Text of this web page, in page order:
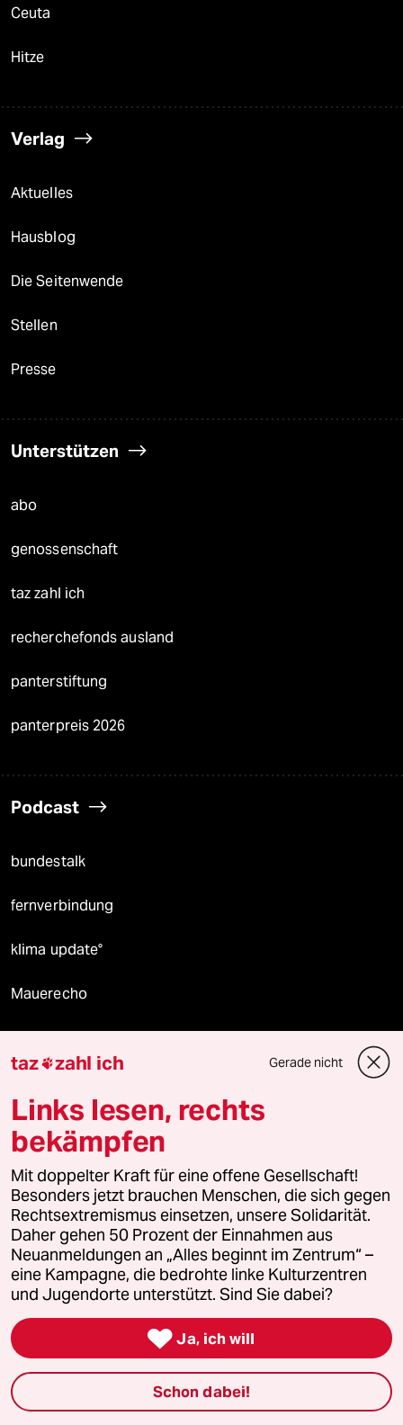
Ceuta
Hitze
Verlag
Aktuelles
Hausblog
Die Seitenwende
Stellen
Presse
Unterstützen
abo
genossenschaft
taz zahl ich
recherchefonds ausland
panterstiftung
panterpreis 2026
Podcast
bundestalk
fernverbindung
klima update°
Mauerecho
Newsletter
team zukunft
taz frisch
taz zahl ich
taz lab Infobrief
taz zahl ich Gerade nicht
Links lesen, rechts
bekämpfen
Mit doppelter Kraft für eine offene Gesellschaft!
Besonders jetzt brauchen Menschen, die sich gegen
Rechtsextremismus einsetzen, unsere Solidarität.
Daher gehen 50 Prozent der Einnahmen aus
Neuanmeldungen an „Alles beginnt im Zentrum“ –
eine Kampagne, die bedrohte linke Kulturzentren
und Jugendorte unterstützt. Sind Sie dabei?
 Ja, ich will
Schon dabei!